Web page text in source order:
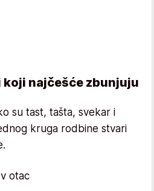
najčešće zbunjuju
su tast, tašta, svekar i
kruga rodbine stvari
otac